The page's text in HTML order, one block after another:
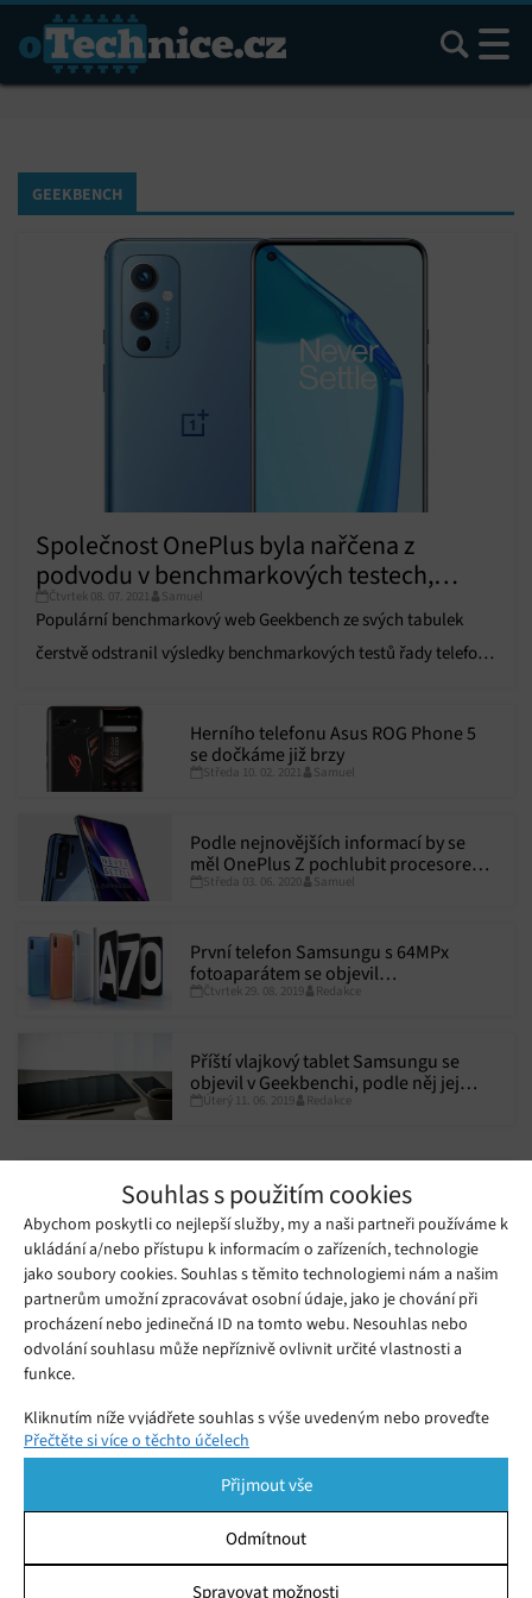
Souhlas s použitím cookies
Abychom poskytli co nejlepší služby, my a naši partneři používáme k
ukládání a/nebo přístupu k informacím o zařízeních, technologie
jako soubory cookies. Souhlas s těmito technologiemi nám a našim
partnerům umožní zpracovávat osobní údaje, jako je chování při
procházení nebo jedinečná ID na tomto webu. Nesouhlas nebo
odvolání souhlasu může nepříznivě ovlivnit určité vlastnosti a
funkce.
Kliknutím níže vyjádřete souhlas s výše uvedeným nebo proveďte
podrobnější rozhodnutí. Vaše volby budou použity pouze na tomto
pomocí přepínačů v Zásadách cookies nebo kliknutím na tlačítko
Spravovat souhlas ve spodní části obrazovky.
Přečtěte si více o těchto účelech
Přijmout vše
Odmítnout
Spravovat možnosti
Hledat
GEEKBENCH
Společnost OnePlus byla nařčena z
podvodu v benchmarkových testech,
Geekbench odstranil výsledky řady
OnePlus 9
Čtvrtek 08. 07. 2021 Samuel
Populární benchmarkový web Geekbench ze svých tabulek
čerstvě odstranil výsledky benchmarkových testů řady telefonů
Herního telefonu Asus ROG Phone 5
se dočkáme již brzy
Středa 10. 02. 2021 Samuel
Podle nejnovějších informací by se
měl OnePlus Z pochlubit procesorem
Snapdragon 765G a až 12 RAM, to vše
Středa 03. 06. 2020 Samuel
První telefon Samsungu s 64MPx
fotoaparátem se objevil
v benchmarku, podle něj bude mít čip
Čtvrtek 29. 08. 2019 Redakce
Příští vlajkový tablet Samsungu se
objevil v Geekbenchi, podle něj jej
bude pohánět Snapdragon 855
Úterý 11. 06. 2019 Redakce
Benchmarky AnTuTu a Geekbench
„leakly“ údajné specifikace Razer Phonu 2
Jen několik dní po oficiálním potvrzení, že společnost Razer
pracuje na nástupci smartphonu Razer Phone, do světa unikly